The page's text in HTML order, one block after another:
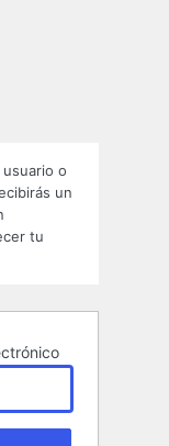
o
un
tu